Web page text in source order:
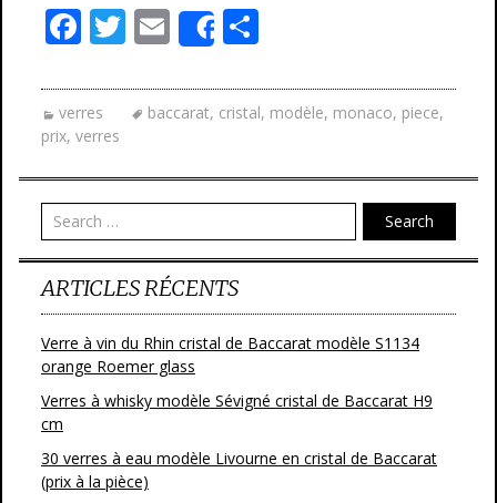
F
ac
e
b
o
o
k
T
w
itt
er
E
m
ai
l
Share
ta
g
er
verres baccarat, cristal, modèle, monaco, piece,
prix, verres
Search
ARTICLES RÉCENTS
Verre à vin du Rhin cristal de Baccarat modèle S1134
orange Roemer glass
Verres à whisky modèle Sévigné cristal de Baccarat H9
cm
30 verres à eau modèle Livourne en cristal de Baccarat
(prix à la pièce)